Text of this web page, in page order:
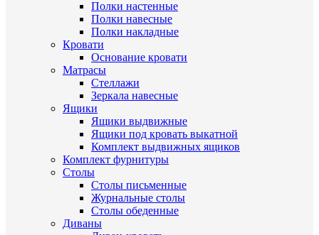
Полки настенные
Полки навесные
Полки накладные
Кровати
Основание кровати
Матрасы
Стеллажи
Зеркала навесные
Ящики
Ящики выдвижные
Ящики под кровать выкатной
Комплект выдвижных ящиков
Комплект фурнитуры
Столы
Столы письменные
Журнальные cтолы
Столы обеденные
Диваны